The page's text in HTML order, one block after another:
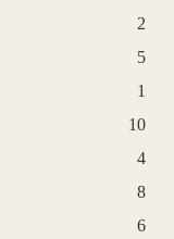
2
5
1
10
4
8
6